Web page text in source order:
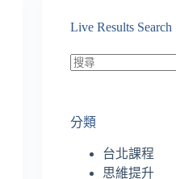
Live Results Search
到
分類
台北課程
思維提升